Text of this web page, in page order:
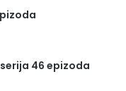
46 epizoda